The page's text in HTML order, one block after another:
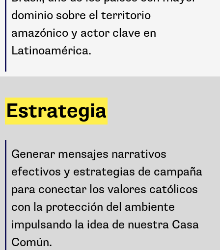
dominio sobre el territorio
amazónico y actor clave en
Latinoamérica.
Estrategia
Generar mensajes narrativos
efectivos y estrategias de campaña
para conectar los valores católicos
con la protección del ambiente
impulsando la idea de nuestra Casa
Común.